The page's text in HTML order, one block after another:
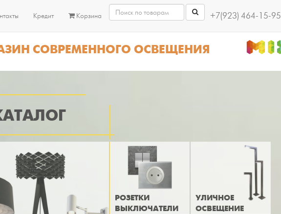
Кредит Корзина +7(923) 464-15-95
СОВРЕМЕННОГО ОСВЕЩЕНИЯ
РОЗЕТКИ
ВЫКЛЮЧАТЕЛИ
УЛИЧНОЕ
ОСВЕЩЕНИЕ